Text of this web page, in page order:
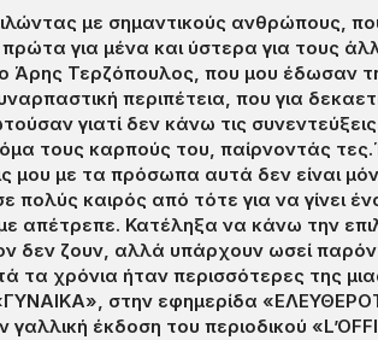
με σημαντικούς
για μένα και ύστερα για τους
Άρης Τερζόπουλος, που μου έδωσαν
περιπέτεια, που για
γιατί δεν κάνω τις
τους καρπούς του, παίρνοντάς
με τα πρόσωπα αυτά δεν είναι
καιρός από τότε για να γίνει
απέτρεπε. Κατέληξα να κάνω την
δεν ζουν, αλλά υπάρχουν ωσεί
ήταν περισσότερες της μιας.
στην εφημερίδα
έκδοση του περιοδικού